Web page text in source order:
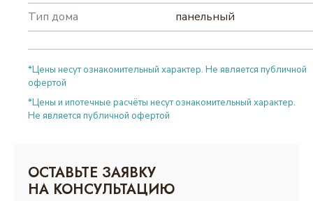
Тип дома
панельный
*Цены несут ознакомительный характер. Не является публичной
офертой
*Цены и ипотечные расчёты несут ознакомительный характер.
Не является публичной офертой
ОСТАВЬТЕ ЗАЯВКУ
НА КОНСУЛЬТАЦИЮ